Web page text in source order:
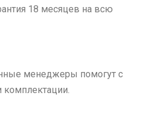
18 месяцев на всю
менеджеры помогут с